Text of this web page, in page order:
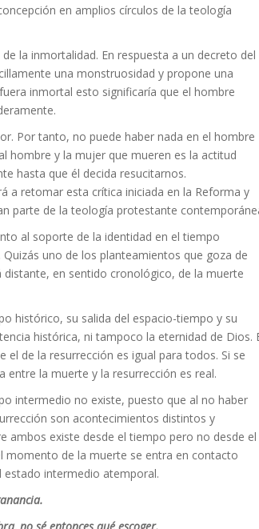
en amplios círculos de la teología
la inmortalidad. En respuesta a un decreto del
una monstruosidad y propone una
inmortal esto significaría que el hombre
Por tanto, no puede haber nada en el hombre
hombre y la mujer que mueren es la actitud
hasta que él decida resucitarnos.
a retomar esta crítica iniciada en la Reforma y
parte de la teología protestante
al soporte de la identidad en el tiempo
uno de los planteamientos que goza de
en sentido cronológico, de la muerte
histórico, su salida del espacio-tiempo y su
histórica, ni tampoco la eternidad de Dios.
de la resurrección es igual para todos. Si se
la muerte y la resurrección es real.
intermedio no existe, puesto que al no haber
son acontecimientos distintos y
ambos existe desde el tiempo pero no desde el
momento de la muerte se entra en contacto
estado intermedio atemporal.